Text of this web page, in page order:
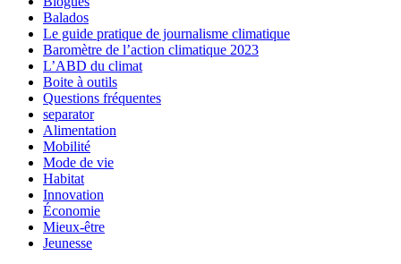
Balados
Le guide pratique de journalisme climatique
Baromètre de l’action climatique 2023
L’ABD du climat
Boite à outils
Questions fréquentes
separator
Alimentation
Mobilité
Mode de vie
Habitat
Innovation
Économie
Mieux-être
Jeunesse